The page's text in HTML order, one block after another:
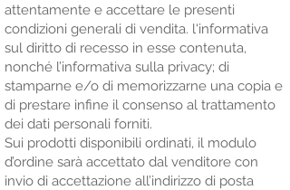
attentamente e accettare le presenti
condizioni generali di vendita. l'informativa
sul diritto di recesso in esse contenuta,
nonché l’informativa sulla privacy; di
stamparne e/o di memorizzarne una copia e
di prestare infine il consenso al trattamento
dei dati personali forniti.
Sui prodotti disponibili ordinati, il modulo
d’ordine sarà accettato dal venditore con
invio di accettazione all’indirizzo di posta